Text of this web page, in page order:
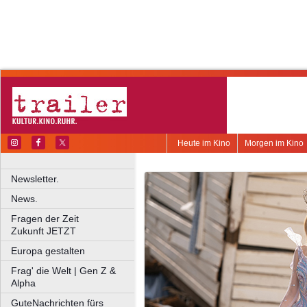
Morgen im Kino
Heute im Kino
Newsletter.
News.
Fragen der Zeit
Zukunft JETZT
Europa gestalten
Frag' die Welt | Gen Z &
Alpha
GuteNachrichten fürs